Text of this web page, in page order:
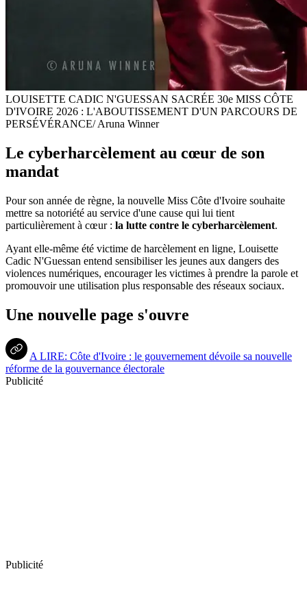
LOUISETTE CADIC N'GUESSAN SACRÉE 30e MISS CÔTE
D'IVOIRE 2026 : L'ABOUTISSEMENT D'UN PARCOURS DE
PERSÉVÉRANCE/ Aruna Winner
Le cyberharcèlement au cœur de son
mandat
Pour son année de règne, la nouvelle Miss Côte d'Ivoire souhaite
mettre sa notoriété au service d'une cause qui lui tient
particulièrement à cœur : la lutte contre le cyberharcèlement.
Ayant elle-même été victime de harcèlement en ligne, Louisette
Cadic N'Guessan entend sensibiliser les jeunes aux dangers des
violences numériques, encourager les victimes à prendre la parole et
promouvoir une utilisation plus responsable des réseaux sociaux.
Une nouvelle page s'ouvre
A LIRE: Côte d'Ivoire : le gouvernement dévoile sa nouvelle
réforme de la gouvernance électorale
Publicité
Publicité